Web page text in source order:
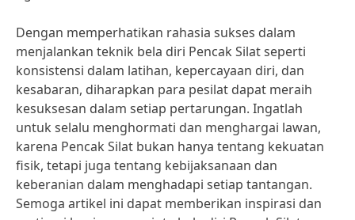
Dengan memperhatikan rahasia sukses dalam
menjalankan teknik bela diri Pencak Silat seperti
konsistensi dalam latihan, kepercayaan diri, dan
kesabaran, diharapkan para pesilat dapat meraih
kesuksesan dalam setiap pertarungan. Ingatlah
untuk selalu menghormati dan menghargai lawan,
karena Pencak Silat bukan hanya tentang kekuatan
fisik, tetapi juga tentang kebijaksanaan dan
keberanian dalam menghadapi setiap tantangan.
Semoga artikel ini dapat memberikan inspirasi dan